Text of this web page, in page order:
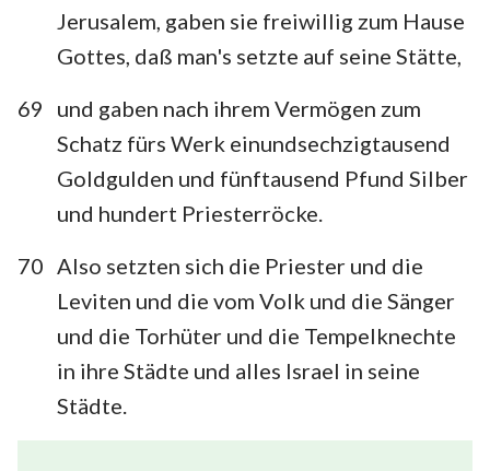
Jerusalem, gaben sie freiwillig zum Hause
Gottes, daß man's setzte auf seine Stätte,
69
und gaben nach ihrem Vermögen zum
Schatz fürs Werk einundsechzigtausend
Goldgulden und fünftausend Pfund Silber
und hundert Priesterröcke.
70 Also setzten sich die Priester und die
Leviten und die vom Volk und die Sänger
und die Torhüter und die Tempelknechte
in ihre Städte und alles Israel in seine
Städte.